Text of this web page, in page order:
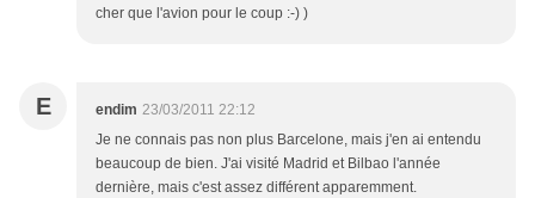
cher que l'avion pour le coup :-) )
E endim 23/03/2011 22:12
Je ne connais pas non plus Barcelone, mais j'en ai entendu
beaucoup de bien. J'ai visité Madrid et Bilbao l'année
dernière, mais c'est assez différent apparemment.